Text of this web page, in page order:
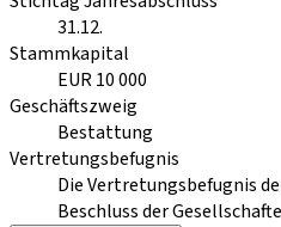
31.12.
Stammkapital
EUR 10 000
Geschäftszweig
Bestattung
Vertretungsbefugnis
Die Vertretungsbefugnis
Beschluss der